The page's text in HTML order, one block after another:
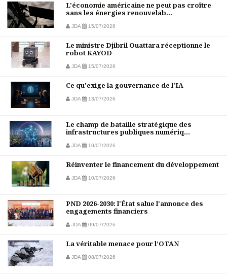
L'économie américaine ne peut pas croître
sans les énergies renouvelab...
JDA 15/07/2026
Le ministre Djibril Ouattara réceptionne le
robot KAYOD
JDA 15/07/2026
Ce qu'exige la gouvernance de l'IA
JDA 13/07/2026
Le champ de bataille stratégique des
infrastructures publiques numériq...
JDA 10/07/2026
Réinventer le financement du développement
JDA 10/07/2026
PND 2026-2030: l'État salue l'annonce des
engagements financiers
JDA 09/07/2026
La véritable menace pour l’OTAN
JDA 08/07/2026